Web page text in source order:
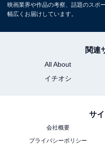
ゆっくりと書いたり、
映画業界や作品の考察、話題のスポ
幅広くお届けしています。
関連
All About
イチオシ
サ
会社概要
プライバシーポリシー